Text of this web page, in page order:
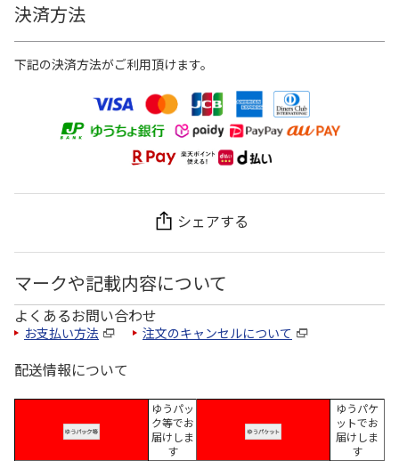
決済方法
下記の決済方法がご利用頂けます。
シェアする
マークや記載内容について
よくあるお問い合わせ
お支払い方法 注文のキャンセルについて
配送情報について
ゆうパッ
ク等でお
届けしま
す
ゆうパケ
ットでお
届けしま
す